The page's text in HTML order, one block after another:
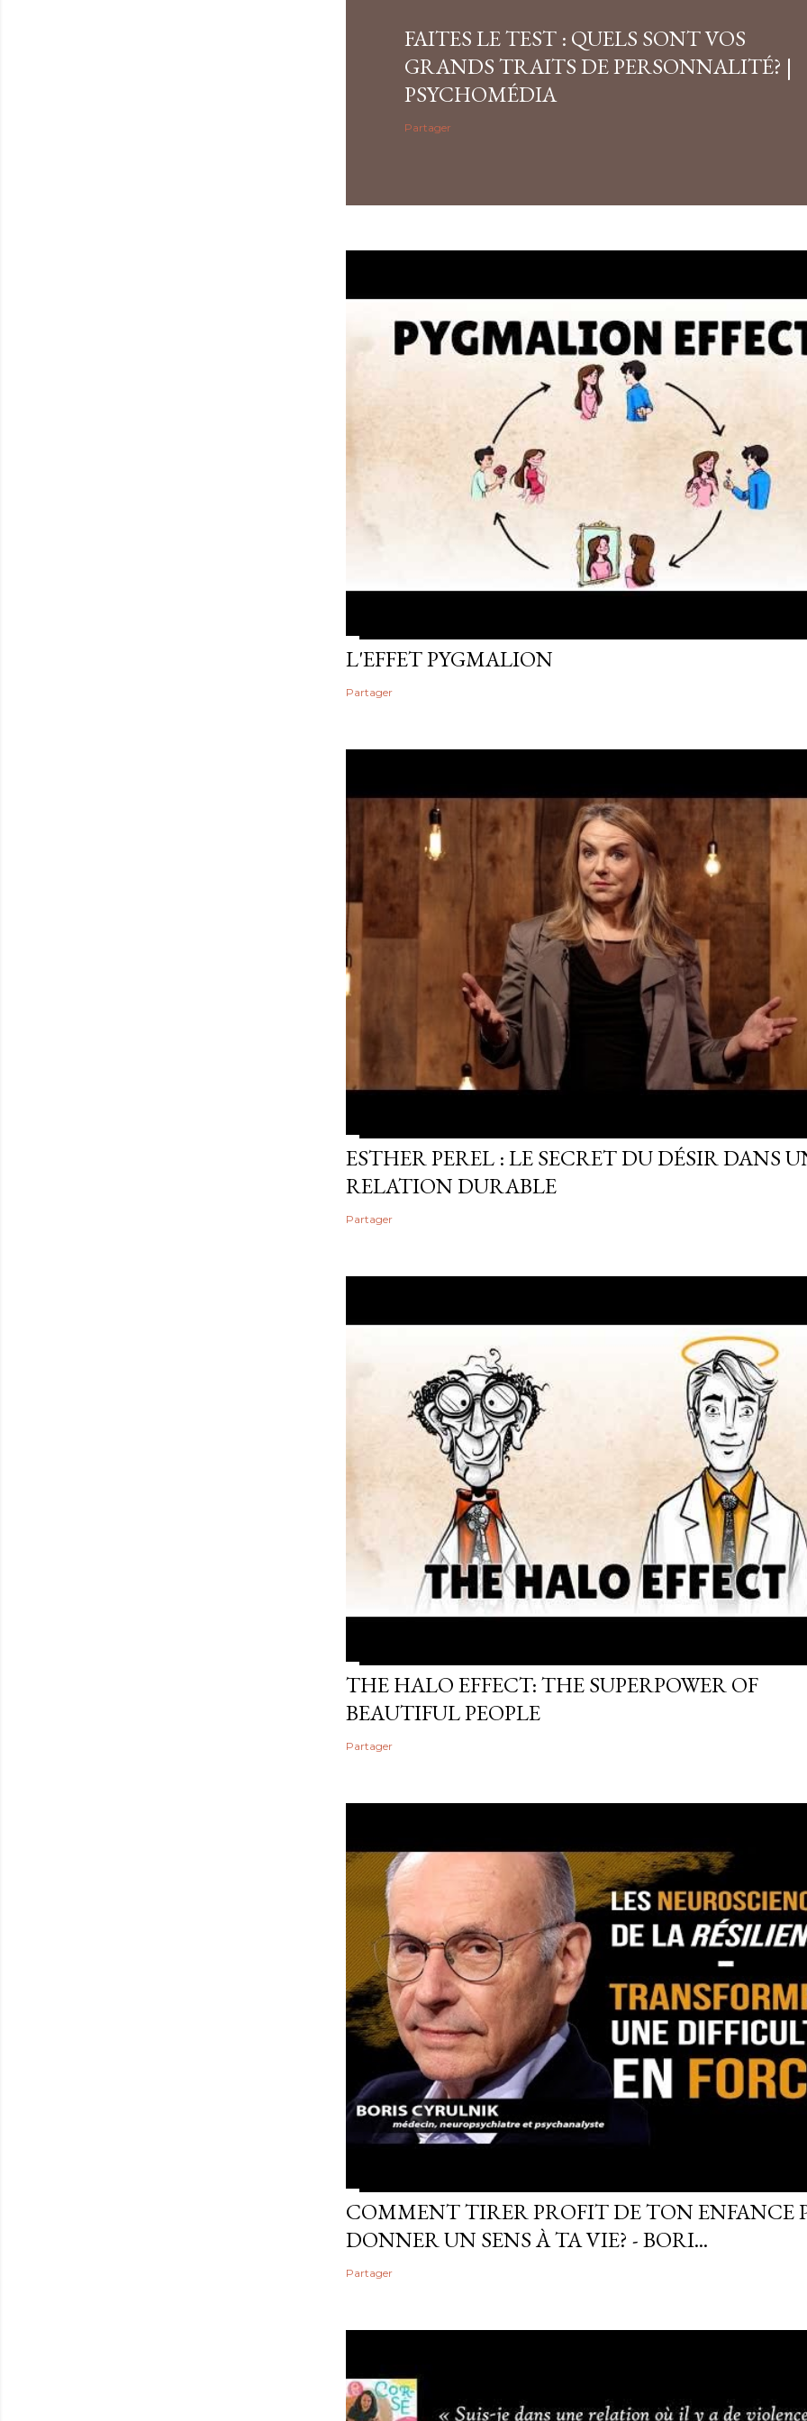
FAITES LE TEST : QUELS SONT VOS
GRANDS TRAITS DE PERSONNALITÉ? |
PSYCHOMÉDIA
Partager
L'EFFET PYGMALION
Partager
ESTHER PEREL : LE SECRET DU DÉSIR DANS
RELATION DURABLE
Partager
THE HALO EFFECT: THE SUPERPOWER OF
BEAUTIFUL PEOPLE
Partager
COMMENT TIRER PROFIT DE TON ENFANCE
DONNER UN SENS À TA VIE? - BORI...
Partager